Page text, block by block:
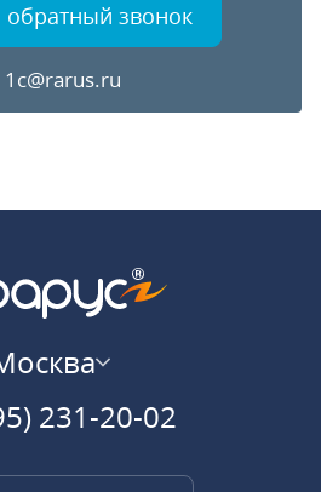
обратный звонок
1c@rarus.ru
231-20-02